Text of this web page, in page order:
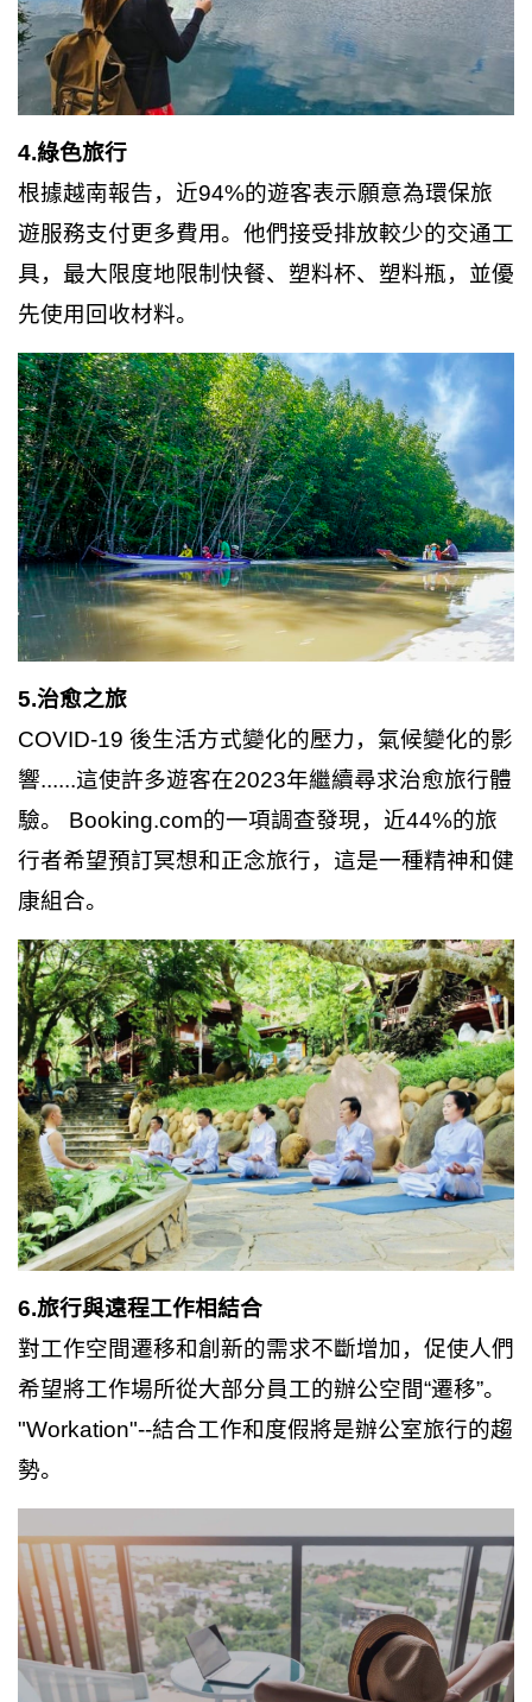
4.綠色旅行
根據越南報告，近94%的遊客表示願意為環保旅
遊服務支付更多費用。他們接受排放較少的交通工
具，最大限度地限制快餐、塑料杯、塑料瓶，並優
先使用回收材料。
5.治愈之旅
COVID-19 後生活方式變化的壓力，氣候變化的影
響......這使許多遊客在2023年繼續尋求治愈旅行體
驗。 Booking.com的一項調查發現，近44%的旅
行者希望預訂冥想和正念旅行，這是一種精神和健
康組合。
6.旅行與遠程工作相結合
對工作空間遷移和創新的需求不斷增加，促使人們
希望將工作場所從大部分員工的辦公空間“遷移”。
"Workation"--結合工作和度假將是辦公室旅行的趨
勢。